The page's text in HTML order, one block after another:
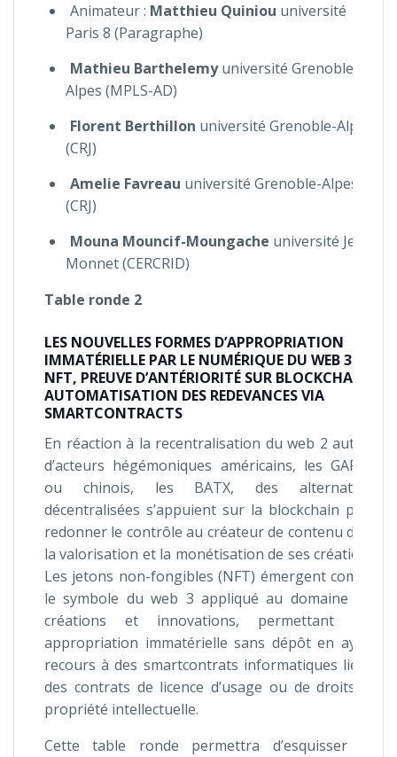
Animateur : Matthieu Quiniou université
Paris 8 (Paragraphe)
Mathieu Barthelemyuniversité Grenoble-
Alpes (MPLS-AD)
Florent Berthillon université Grenoble-Alpes
(CRJ)
Amelie Favreau université Grenoble-Alpes
(CRJ)
Mouna Mouncif-Moungache université Jean
Monnet (CERCRID)
Table ronde 2
LES NOUVELLES FORMES D’APPROPRIATION
IMMATÉRIELLE PAR LE NUMÉRIQUE DU WEB 3 :
NFT, PREUVE D’ANTÉRIORITÉ SUR BLOCKCHAIN,
AUTOMATISATION DES REDEVANCES VIA
SMARTCONTRACTS
En réaction à la recentralisation du web 2 autour
d’acteurs hégémoniques américains, les GAFAM
ou chinois, les BATX, des alternatives
décentralisées s’appuient sur la blockchain pour
redonner le contrôle au créateur de contenu dans
la valorisation et la monétisation de ses créations.
Les jetons non-fongibles (NFT) émergent comme
le symbole du web 3 appliqué au domaine des
créations et innovations, permettant une
appropriation immatérielle sans dépôt en ayant
recours à des smartcontrats informatiques liés à
des contrats de licence d’usage ou de droits de
propriété intellectuelle.
Cette table ronde permettra d’esquisser les